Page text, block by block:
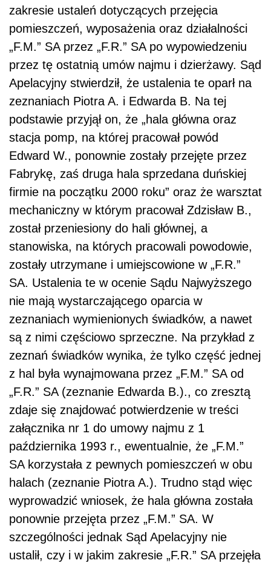
zakresie ustaleń dotyczących przejęcia
pomieszczeń, wyposażenia oraz działalności
„F.M.” SA przez „F.R.” SA po wypowiedzeniu
przez tę ostatnią umów najmu i dzierżawy. Sąd
Apelacyjny stwierdził, że ustalenia te oparł na
zeznaniach Piotra A. i Edwarda B. Na tej
podstawie przyjął on, że „hala główna oraz
stacja pomp, na której pracował powód
Edward W., ponownie zostały przejęte przez
Fabrykę, zaś druga hala sprzedana duńskiej
firmie na początku 2000 roku” oraz że warsztat
mechaniczny w którym pracował Zdzisław B.,
został przeniesiony do hali głównej, a
stanowiska, na których pracowali powodowie,
zostały utrzymane i umiejscowione w „F.R.”
SA. Ustalenia te w ocenie Sądu Najwyższego
nie mają wystarczającego oparcia w
zeznaniach wymienionych świadków, a nawet
są z nimi częściowo sprzeczne. Na przykład z
zeznań świadków wynika, że tylko część jednej
z hal była wynajmowana przez „F.M.” SA od
„F.R.” SA (zeznanie Edwarda B.)., co zresztą
zdaje się znajdować potwierdzenie w treści
załącznika nr 1 do umowy najmu z 1
października 1993 r., ewentualnie, że „F.M.”
SA korzystała z pewnych pomieszczeń w obu
halach (zeznanie Piotra A.). Trudno stąd więc
wyprowadzić wniosek, że hala główna została
ponownie przejęta przez „F.M.” SA. W
szczególności jednak Sąd Apelacyjny nie
ustalił, czy i w jakim zakresie „F.R.” SA przejęła